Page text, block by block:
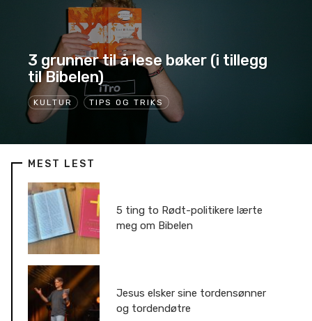
KULTUR TIPS OG TRIKS
3 grunner til å lese bøker (i tillegg
til Bibelen)
MEST LEST
5 ting to Rødt-politikere lærte
meg om Bibelen
Jesus elsker sine tordensønner
og tordendøtre